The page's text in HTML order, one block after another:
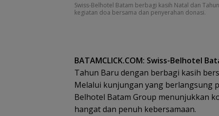
Swiss-Belhotel Batam berbagi kasih Natal dan
kegiatan doa bersama dan penyerahan donasi.
BATAMCLICK.COM: Swiss-Belhotel
Tahun Baru dengan berbagi kasih
Melalui kunjungan yang berlangsung
Belhotel Batam Group menunjukkan
hangat dan penuh kebersamaan.